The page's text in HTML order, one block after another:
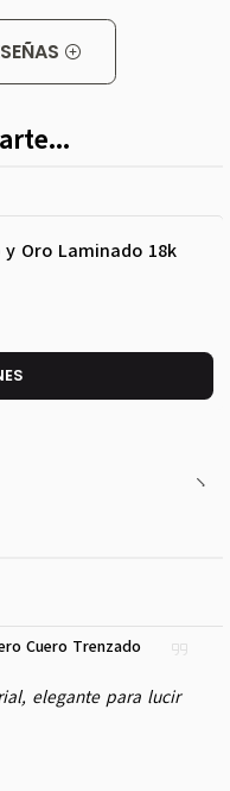
Oro Laminado 18k
Cuero Trenzado
elegante para lucir